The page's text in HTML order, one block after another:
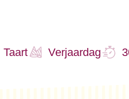
Taart Verjaardag